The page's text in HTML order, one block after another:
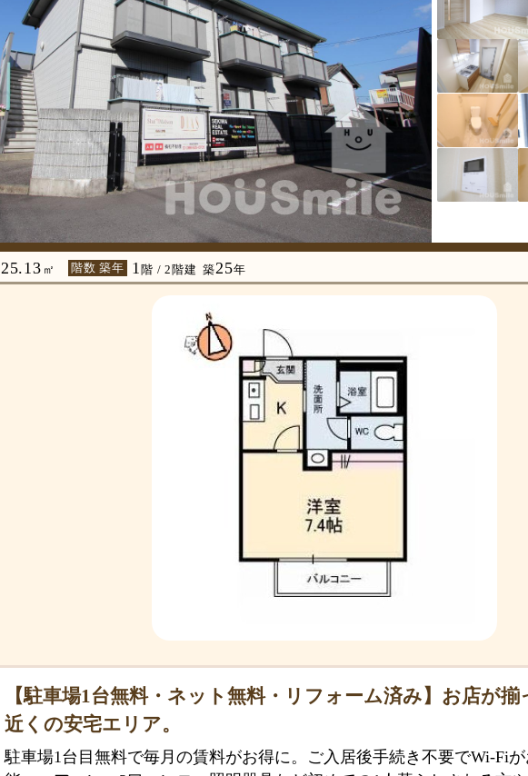
25.13 ㎡ 階数 築年 1 階 / 2階建 築25年
【駐車場1台無料・ネット無料・リフォーム済み】お店が
近くの安宅エリア。
駐車場1台目無料で毎月の賃料がお得に。ご入居後手続き不要でWi-Fi